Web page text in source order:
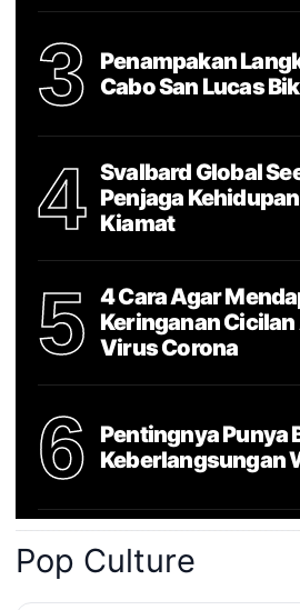
3
Penampakan
Cabo San Lucas
4
Svalbard Global
Penjaga
Kiamat
5
4 Cara Agar
Keringanan
Virus Corona
6
Pentingnya Punya
Keberlangsungan
Pop Culture